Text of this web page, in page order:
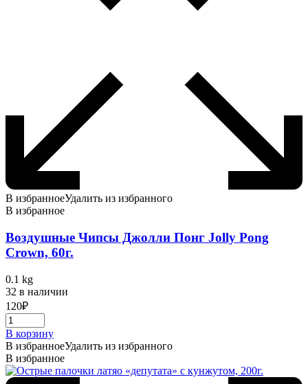
В избранноеУдалить из избранного
В избранное
Воздушные Чипсы Джолли Понг Jolly Pong
Crown, 60г.
0.1 kg
32 в наличии
120₽
В корзину
В избранноеУдалить из избранного
В избранное